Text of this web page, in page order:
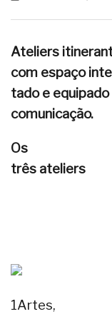
Ateliers
com espaço
tado e
comunicação.
Os
três ateliers
1Artes,